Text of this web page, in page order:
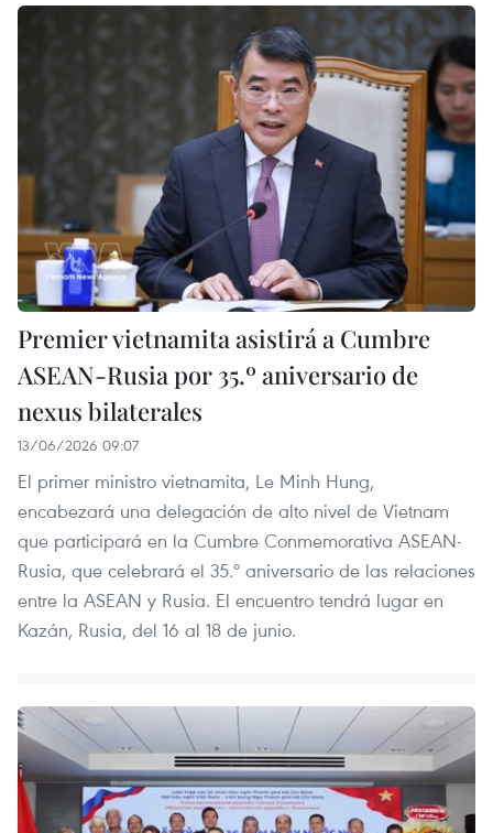
Premier vietnamita asistirá a Cumbre
ASEAN-Rusia por 35.º aniversario de
nexus bilaterales
13/06/2026 09:07
El primer ministro vietnamita, Le Minh Hung,
encabezará una delegación de alto nivel de Vietnam
que participará en la Cumbre Conmemorativa ASEAN-
Rusia, que celebrará el 35.º aniversario de las relaciones
entre la ASEAN y Rusia. El encuentro tendrá lugar en
Kazán, Rusia, del 16 al 18 de junio.